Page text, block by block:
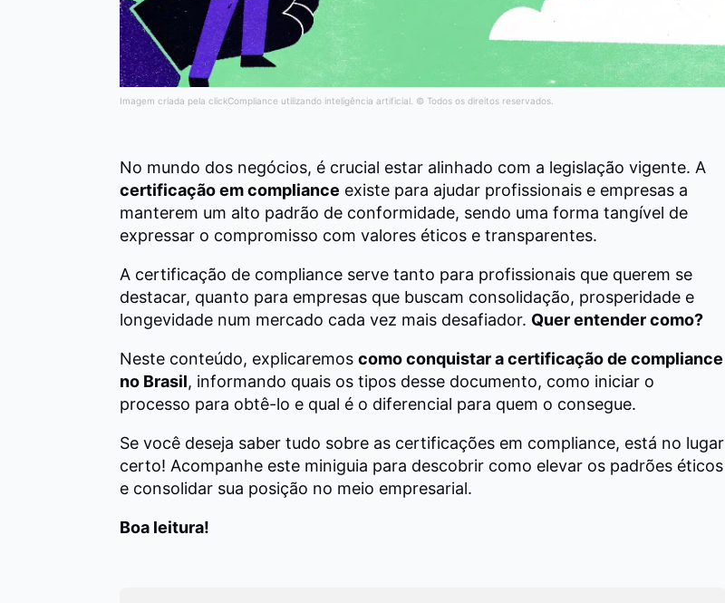
Imagem criada pela clickCompliance utilizando inteligência artificial. © Todos os direitos reservados.
No mundo dos negócios, é crucial estar alinhado com a legislação vigente. A
certificação em compliance existe para ajudar profissionais e empresas a
manterem um alto padrão de conformidade, sendo uma forma tangível de
expressar o compromisso com valores éticos e transparentes.
A certificação de compliance serve tanto para profissionais que querem se
destacar, quanto para empresas que buscam consolidação, prosperidade e
longevidade num mercado cada vez mais desafiador. Quer entender como?
Neste conteúdo, explicaremos como conquistar a certificação de compliance
no Brasil, informando quais os tipos desse documento, como iniciar o
processo para obtê-lo e qual é o diferencial para quem o consegue.
Se você deseja saber tudo sobre as certificações em compliance, está no lugar
certo! Acompanhe este miniguia para descobrir como elevar os padrões éticos
e consolidar sua posição no meio empresarial.
Boa leitura!